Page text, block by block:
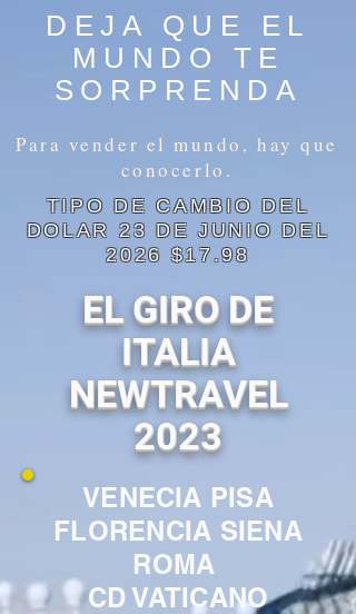
DEJA QUE EL
MUNDO TE
SORPRENDA
Para vender el mundo, hay que
conocerlo.
TIPO DE CAMBIO DEL
DOLAR 23 DE JUNIO DEL
2026 $17.98
EL GIRO DE
ITALIA
NEWTRAVEL
2023
VENECIA PISA
FLORENCIA SIENA
ROMA
CD VATICANO